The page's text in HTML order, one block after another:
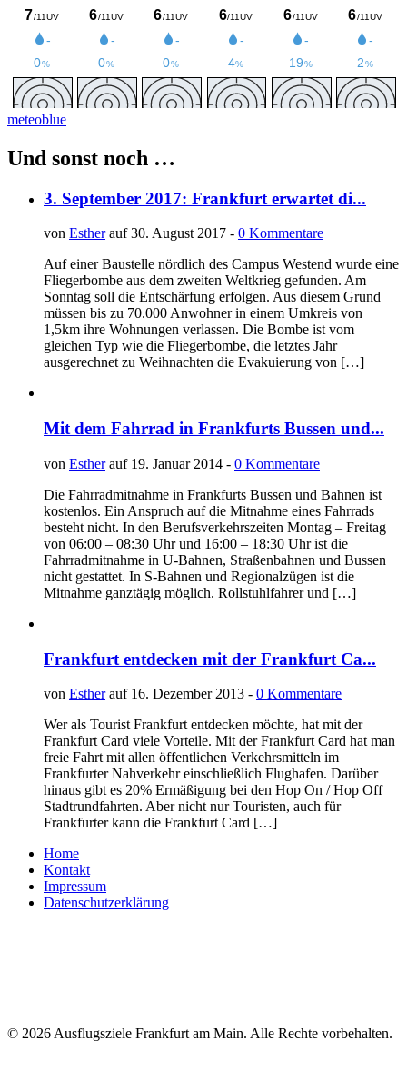
meteoblue
Und sonst noch …
3. September 2017: Frankfurt erwartet di...
von Estherauf 30. August 2017 - 0 Kommentare
Auf einer Baustelle nördlich des Campus Westend wurde eine
Fliegerbombe aus dem zweiten Weltkrieg gefunden. Am
Sonntag soll die Entschärfung erfolgen. Aus diesem Grund
müssen bis zu 70.000 Anwohner in einem Umkreis von
1,5km ihre Wohnungen verlassen. Die Bombe ist vom
gleichen Typ wie die Fliegerbombe, die letztes Jahr
ausgerechnet zu Weihnachten die Evakuierung von […]
Mit dem Fahrrad in Frankfurts Bussen und...
von Estherauf 19. Januar 2014 - 0 Kommentare
Die Fahrradmitnahme in Frankfurts Bussen und Bahnen ist
kostenlos. Ein Anspruch auf die Mitnahme eines Fahrrads
besteht nicht. In den Berufsverkehrszeiten Montag – Freitag
von 06:00 – 08:30 Uhr und 16:00 – 18:30 Uhr ist die
Fahrradmitnahme in U-Bahnen, Straßenbahnen und Bussen
nicht gestattet. In S-Bahnen und Regionalzügen ist die
Mitnahme ganztägig möglich. Rollstuhlfahrer und […]
Frankfurt entdecken mit der Frankfurt Ca...
von Estherauf 16. Dezember 2013 - 0 Kommentare
Wer als Tourist Frankfurt entdecken möchte, hat mit der
Frankfurt Card viele Vorteile. Mit der Frankfurt Card hat man
freie Fahrt mit allen öffentlichen Verkehrsmitteln im
Frankfurter Nahverkehr einschließlich Flughafen. Darüber
hinaus gibt es 20% Ermäßigung bei den Hop On / Hop Off
Stadtrundfahrten. Aber nicht nur Touristen, auch für
Frankfurter kann die Frankfurt Card […]
Home
Kontakt
Impressum
Datenschutzerklärung
© 2026 Ausflugsziele Frankfurt am Main. Alle Rechte vorbehalten.